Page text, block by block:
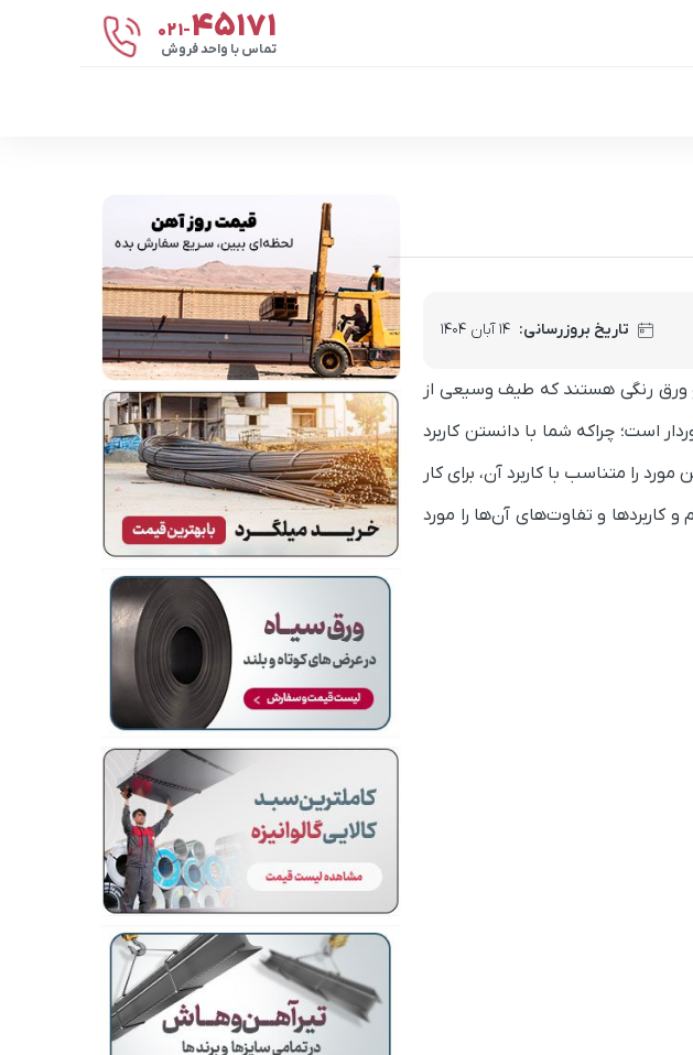
021-۴۵۱۷۱
تماس با واحد فروش
تاریخ بروزرسانی: ۱۴ آبان ۱۴۰۴
و ورق رنگی هستند که طیف وسیعی از
است؛ چراکه شما با دانستن کاربرد
را متناسب با کاربرد آن، برای کار
کاربرد‌ها و تفاوت‌های آن‌ها را مورد